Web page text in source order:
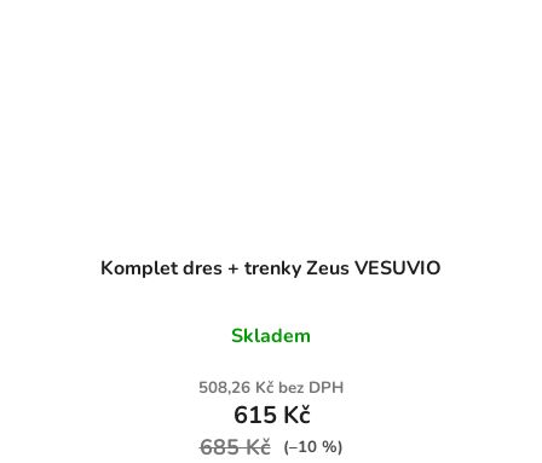
Komplet dres + trenky Zeus VESUVIO
Skladem
508,26 Kč bez DPH
615 Kč
685 Kč (–10 %)